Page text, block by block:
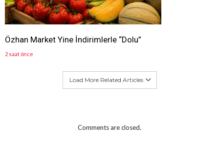
Özhan Market Yine İndirimlerle “Dolu”
2 saat önce
Load More Related Articles
Comments are closed.